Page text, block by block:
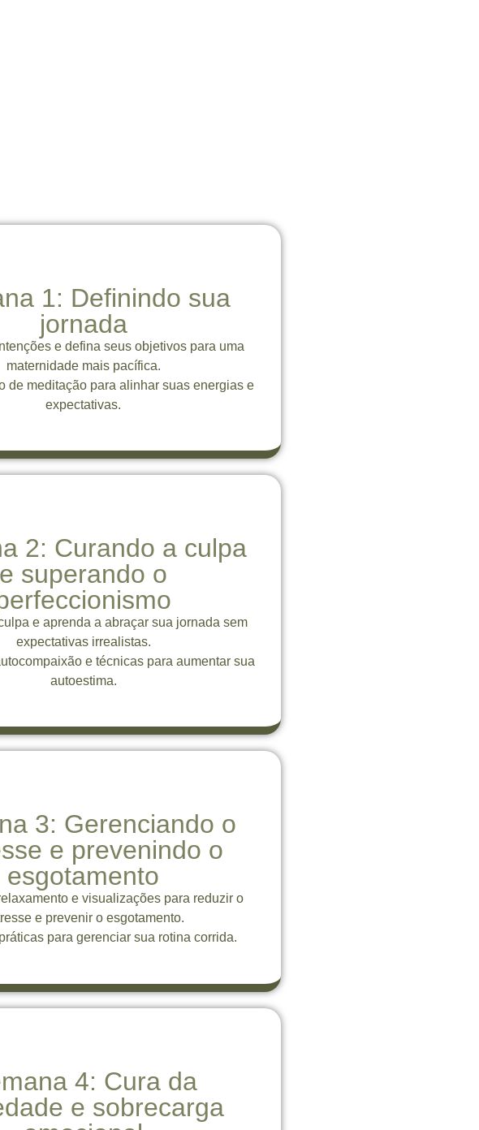
1: Definindo sua
jornada
e defina seus objetivos para uma
maternidade mais pacífica.
de meditação para alinhar suas energias e
expectativas.
2: Curando a culpa
e superando o
e aprenda a abraçar sua jornada sem
expectativas irrealistas.
e técnicas para aumentar sua
autoestima.
3: Gerenciando o
e prevenindo o
esgotamento
e visualizações para reduzir o
e prevenir o esgotamento.
para gerenciar sua rotina corrida.
4: Cura da
e sobrecarga